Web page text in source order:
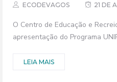
ECODEVAGOS
21 DE
O Centro de Educação e
apresentação do Programa
LEIA MAIS